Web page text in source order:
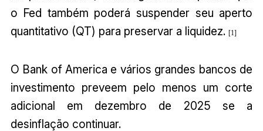
o Fed também poderá suspender seu aperto
quantitativo (QT) para preservar a liquidez. [1]
O Bank of America e vários grandes bancos de
investimento preveem pelo menos um corte
adicional em dezembro de 2025 se a
desinflação continuar.